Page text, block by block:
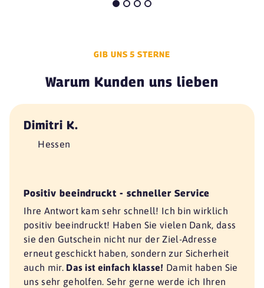
GIB UNS 5 STERNE
Warum Kunden uns lieben
Dimitri K.
Hessen
Positiv beeindruckt - schneller Service
Ihre Antwort kam sehr schnell! Ich bin wirklich
positiv beeindruckt! Haben Sie vielen Dank, dass
sie den Gutschein nicht nur der Ziel-Adresse
erneut geschickt haben, sondern zur Sicherheit
auch mir. Das ist einfach klasse! Damit haben Sie
uns sehr geholfen. Sehr gerne werde ich Ihren